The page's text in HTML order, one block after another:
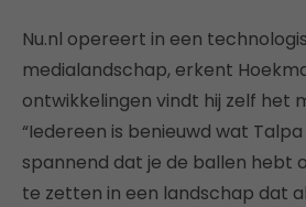
Nu.nl opereert in een
medialandschap, erkent
ontwikkelingen vindt hij zelf het
“Iedereen is benieuwd wat
spannend dat je de ballen hebt
te zetten in een landschap dat